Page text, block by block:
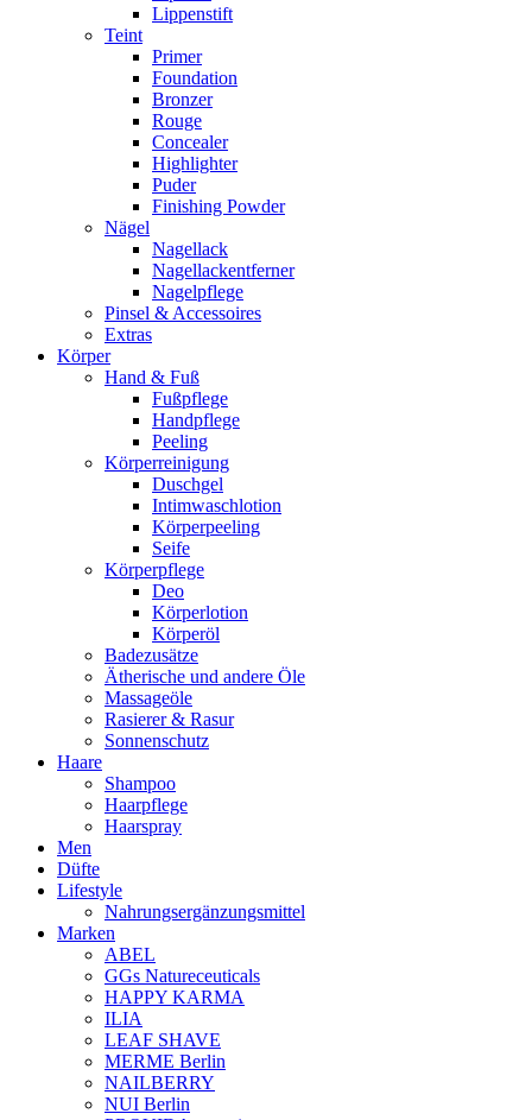
Lippenstift
Teint
Primer
Foundation
Bronzer
Rouge
Concealer
Highlighter
Puder
Finishing Powder
Nägel
Nagellack
Nagellackentferner
Nagelpflege
Pinsel & Accessoires
Extras
Körper
Hand & Fuß
Fußpflege
Handpflege
Peeling
Körperreinigung
Duschgel
Intimwaschlotion
Körperpeeling
Seife
Körperpflege
Deo
Körperlotion
Körperöl
Badezusätze
Ätherische und andere Öle
Massageöle
Rasierer & Rasur
Sonnenschutz
Haare
Shampoo
Haarpflege
Haarspray
Men
Düfte
Lifestyle
Nahrungsergänzungsmittel
Marken
ABEL
GGs Natureceuticals
HAPPY KARMA
ILIA
LEAF SHAVE
MERME Berlin
NAILBERRY
NUI Berlin